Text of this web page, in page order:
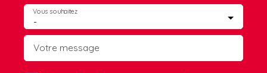
-
Vous souhaitez
Votre message